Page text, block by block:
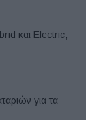
και Electric,
για τα